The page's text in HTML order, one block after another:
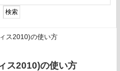
ス2010)の使い方
ス2010)の使い方